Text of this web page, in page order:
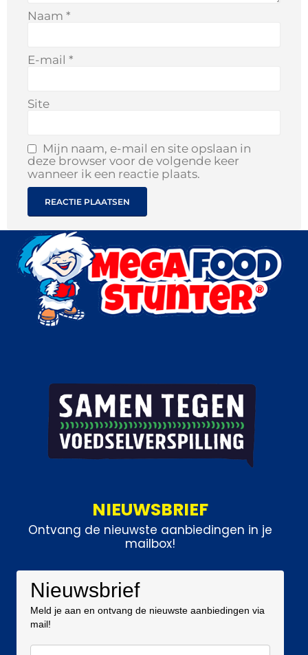
Naam *
E-mail *
Site
Mijn naam, e-mail en site opslaan in
deze browser voor de volgende keer
wanneer ik een reactie plaats.
NIEUWSBRIEF
Ontvang de nieuwste aanbiedingen in je
mailbox!
Nieuwsbrief
Meld je aan en ontvang de nieuwste aanbiedingen via
mail!